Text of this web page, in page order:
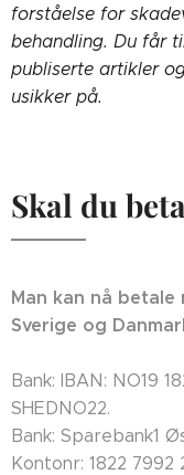
forståelse for
behandling. Du får
publiserte artikler
usikker på.
Skal du
Man kan nå
Sverige og
Bank: IBAN: NO19
SHEDNO22.
Bank: Sparebank1
Kontonr: 1822 7992